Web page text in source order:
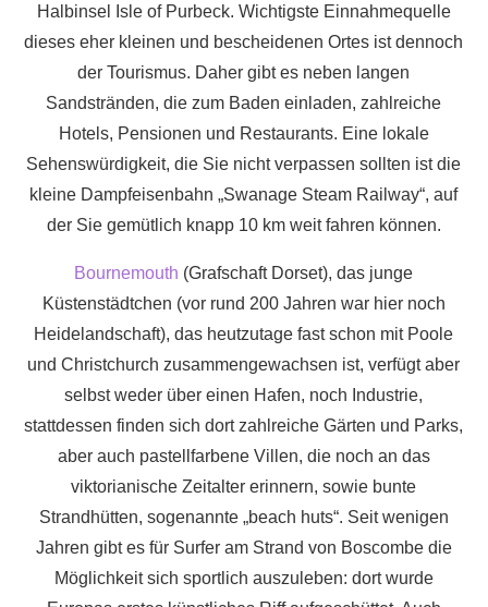
Halbinsel Isle of Purbeck. Wichtigste Einnahmequelle
dieses eher kleinen und bescheidenen Ortes ist dennoch
der Tourismus. Daher gibt es neben langen
Sandstränden, die zum Baden einladen, zahlreiche
Hotels, Pensionen und Restaurants. Eine lokale
Sehenswürdigkeit, die Sie nicht verpassen sollten ist die
kleine Dampfeisenbahn „Swanage Steam Railway“, auf
der Sie gemütlich knapp 10 km weit fahren können.
Bournemouth (Grafschaft Dorset), das junge
Küstenstädtchen (vor rund 200 Jahren war hier noch
Heidelandschaft), das heutzutage fast schon mit Poole
und Christchurch zusammengewachsen ist, verfügt aber
selbst weder über einen Hafen, noch Industrie,
stattdessen finden sich dort zahlreiche Gärten und Parks,
aber auch pastellfarbene Villen, die noch an das
viktorianische Zeitalter erinnern, sowie bunte
Strandhütten, sogenannte „beach huts“. Seit wenigen
Jahren gibt es für Surfer am Strand von Boscombe die
Möglichkeit sich sportlich auszuleben: dort wurde